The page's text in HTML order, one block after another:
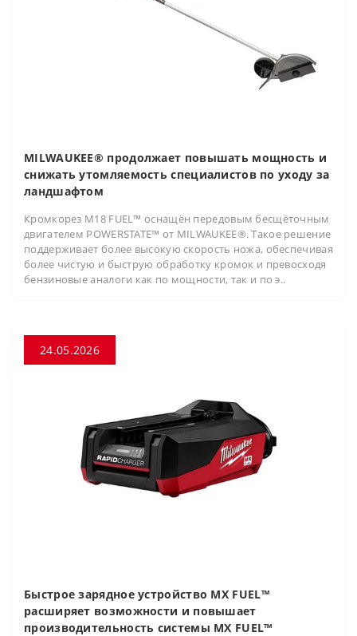
MILWAUKEE® продолжает повышать мощность и
снижать утомляемость специалистов по уходу за
ландшафтом
Кромкорез M18 FUEL™ оснащён передовым бесщёточным
двигателем POWERSTATE™ от MILWAUKEE®. Такое решение
поддерживает более высокую скорость ножа, обеспечивая
более чистую и быструю обработку кромок и превосходя
бензиновые аналоги как по мощности, так и по э..
24.05.2026
Быстрое зарядное устройство MX FUEL™
расширяет возможности и повышает
производительность системы MX FUEL™